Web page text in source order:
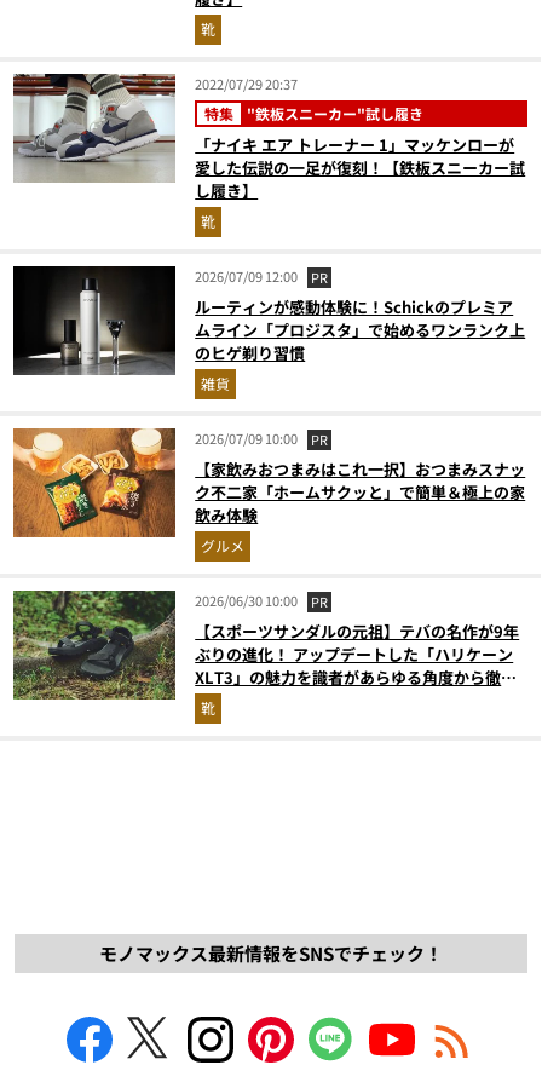
靴
2022/07/29 20:37
特集 "鉄板スニーカー"試し履き
「ナイキ エア トレーナー 1」マッケンローが
愛した伝説の一足が復刻！【鉄板スニーカー試
し履き】
靴
2026/07/09 12:00 PR
ルーティンが感動体験に！Schickのプレミア
ムライン「プロジスタ」で始めるワンランク上
のヒゲ剃り習慣
雑貨
2026/07/09 10:00 PR
【家飲みおつまみはこれ一択】おつまみスナッ
ク不二家「ホームサクッと」で簡単＆極上の家
飲み体験
グルメ
2026/06/30 10:00 PR
【スポーツサンダルの元祖】テバの名作が9年
ぶりの進化！ アップデートした「ハリケーン
XLT3」の魅力を識者があらゆる角度から徹底
解説！
靴
モノマックス最新情報をSNSでチェック！